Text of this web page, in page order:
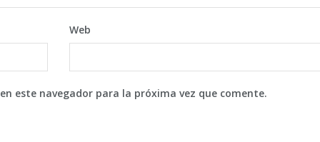
Web
este navegador para la próxima vez que comente.